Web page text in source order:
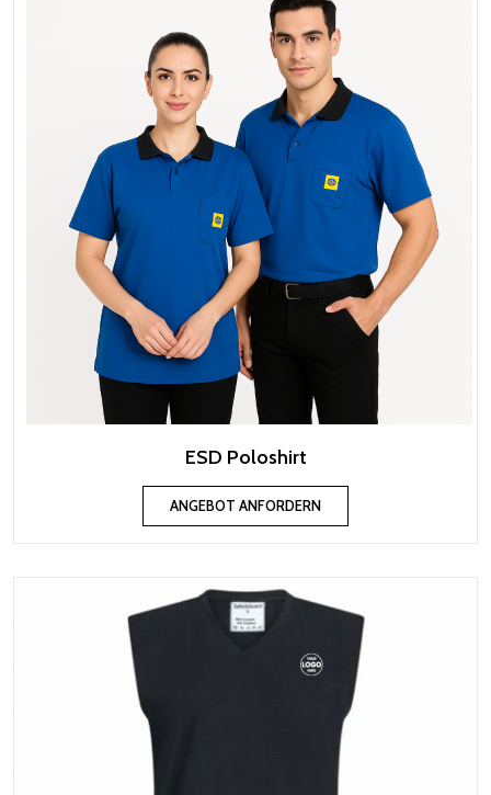
ESD Poloshirt
ANGEBOT ANFORDERN